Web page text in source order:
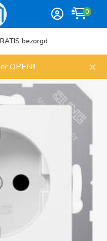
0
artikelen
OPEN!! ×